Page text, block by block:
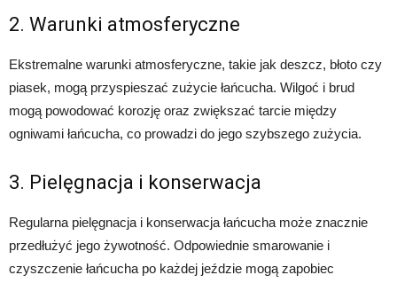
2. Warunki atmosferyczne
Ekstremalne warunki atmosferyczne, takie jak deszcz, błoto czy
piasek, mogą przyspieszać zużycie łańcucha. Wilgoć i brud
mogą powodować korozję oraz zwiększać tarcie między
ogniwami łańcucha, co prowadzi do jego szybszego zużycia.
3. Pielęgnacja i konserwacja
Regularna pielęgnacja i konserwacja łańcucha może znacznie
przedłużyć jego żywotność. Odpowiednie smarowanie i
czyszczenie łańcucha po każdej jeździe mogą zapobiec